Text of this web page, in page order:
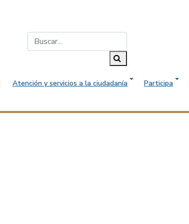
Atención y servicios a la ciudadanía Participa